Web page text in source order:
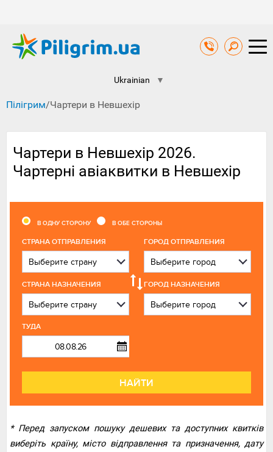
Ukrainian ▼
Пілігрим/Чартери в Невшехір
Чартери в Невшехір 2026.
Чартерні авіаквитки в Невшехір
В ОДНУ СТОРОНУ В ОБЕ СТОРОНЫ
CТРАНА ОТПРАВЛЕНИЯ ГОРОД ОТПРАВЛЕНИЯ
СТРАНА НАЗНАЧЕНИЯ ГОРОД НАЗНАЧЕНИЯ
ТУДА
НАЙТИ
* Перед запуском пошуку дешевих та доступних квитків
виберіть країну, місто відправлення та призначення, дату